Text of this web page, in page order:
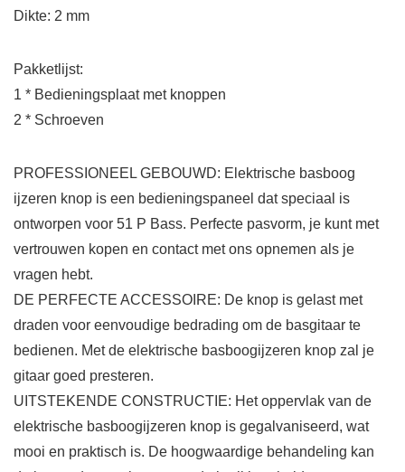
Dikte: 2 mm
Pakketlijst:
1 * Bedieningsplaat met knoppen
2 * Schroeven
PROFESSIONEEL GEBOUWD: Elektrische basboog
ijzeren knop is een bedieningspaneel dat speciaal is
ontworpen voor 51 P Bass. Perfecte pasvorm, je kunt met
vertrouwen kopen en contact met ons opnemen als je
vragen hebt.
DE PERFECTE ACCESSOIRE: De knop is gelast met
draden voor eenvoudige bedrading om de basgitaar te
bedienen. Met de elektrische basboogijzeren knop zal je
gitaar goed presteren.
UITSTEKENDE CONSTRUCTIE: Het oppervlak van de
elektrische basboogijzeren knop is gegalvaniseerd, wat
mooi en praktisch is. De hoogwaardige behandeling kan